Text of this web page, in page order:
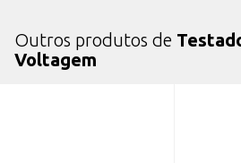
Outros produtos de
Voltagem